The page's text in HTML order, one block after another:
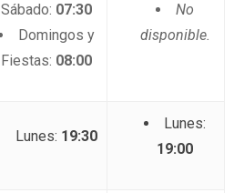
Sábado: 07:30
Domingos y
Fiestas: 08:00
No
disponible.
Lunes: 19:30
Lunes:
19:00